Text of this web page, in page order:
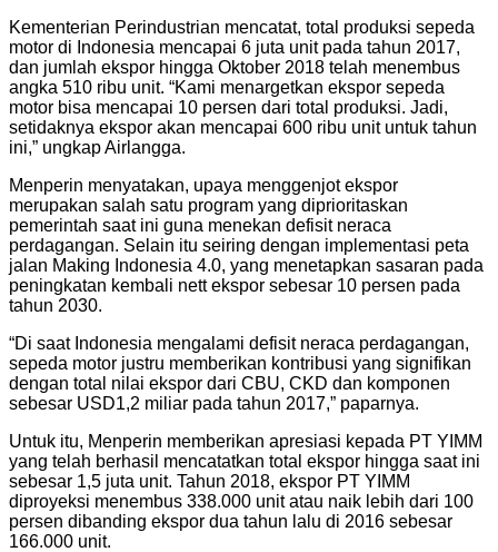
Kementerian Perindustrian mencatat, total produksi sepeda
motor di Indonesia mencapai 6 juta unit pada tahun 2017,
dan jumlah ekspor hingga Oktober 2018 telah menembus
angka 510 ribu unit. “Kami menargetkan ekspor sepeda
motor bisa mencapai 10 persen dari total produksi. Jadi,
setidaknya ekspor akan mencapai 600 ribu unit untuk tahun
ini,” ungkap Airlangga.
Menperin menyatakan, upaya menggenjot ekspor
merupakan salah satu program yang diprioritaskan
pemerintah saat ini guna menekan defisit neraca
perdagangan. Selain itu seiring dengan implementasi peta
jalan Making Indonesia 4.0, yang menetapkan sasaran pada
peningkatan kembali nett ekspor sebesar 10 persen pada
tahun 2030.
“Di saat Indonesia mengalami defisit neraca perdagangan,
sepeda motor justru memberikan kontribusi yang signifikan
dengan total nilai ekspor dari CBU, CKD dan komponen
sebesar USD1,2 miliar pada tahun 2017,” paparnya.
Untuk itu, Menperin memberikan apresiasi kepada PT YIMM
yang telah berhasil mencatatkan total ekspor hingga saat ini
sebesar 1,5 juta unit. Tahun 2018, ekspor PT YIMM
diproyeksi menembus 338.000 unit atau naik lebih dari 100
persen dibanding ekspor dua tahun lalu di 2016 sebesar
166.000 unit.